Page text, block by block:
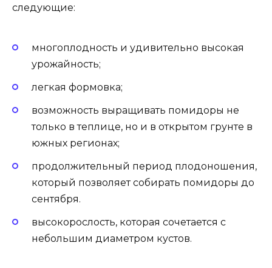
следующие:
многоплодность и удивительно высокая
урожайность;
легкая формовка;
возможность выращивать помидоры не
только в теплице, но и в открытом грунте в
южных регионах;
продолжительный период плодоношения,
который позволяет собирать помидоры до
сентября.
высокорослость, которая сочетается с
небольшим диаметром кустов.